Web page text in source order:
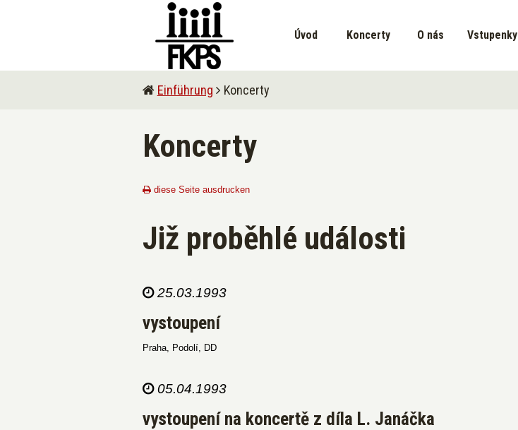
Úvod Koncerty O nás Vstupenky
Einführung Koncerty
Koncerty
diese Seite ausdrucken
Již proběhlé události
25.03.1993
vystoupení
Praha, Podolí, DD
05.04.1993
vystoupení na koncertě z díla L. Janáčka